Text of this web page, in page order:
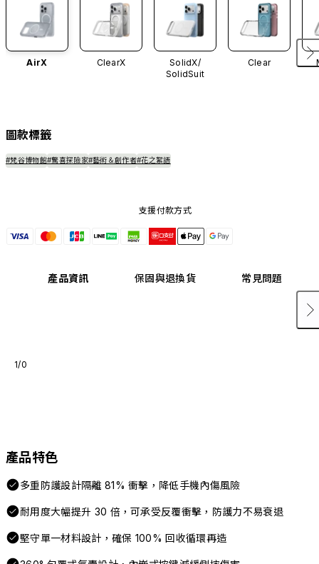
AirX ClearX
SolidX/
SolidSuit
Clear
圖款標籤
#梵谷博物館#驚喜探險家#藝術＆創作者#花之絮語
支援付款方式
產品資訊 保固與退換貨 常見問題
1/0
產品特色
多重防護設計隔離 81% 衝擊，降低手機內傷風險
耐用度大幅提升 30 倍，可承受反覆衝擊，防護力不易衰退
堅守單一材料設計，確保 100% 回收循環再造